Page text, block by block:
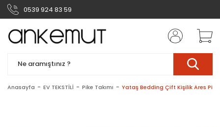
0539 924 83 59
Anasayfa EV TEKSTİLİ Pike Takımı Yataş Bedding Çift Kişilik Ares Pike